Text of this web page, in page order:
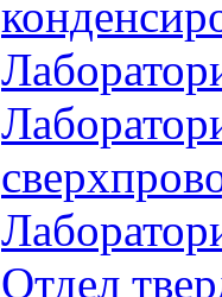
Отдел